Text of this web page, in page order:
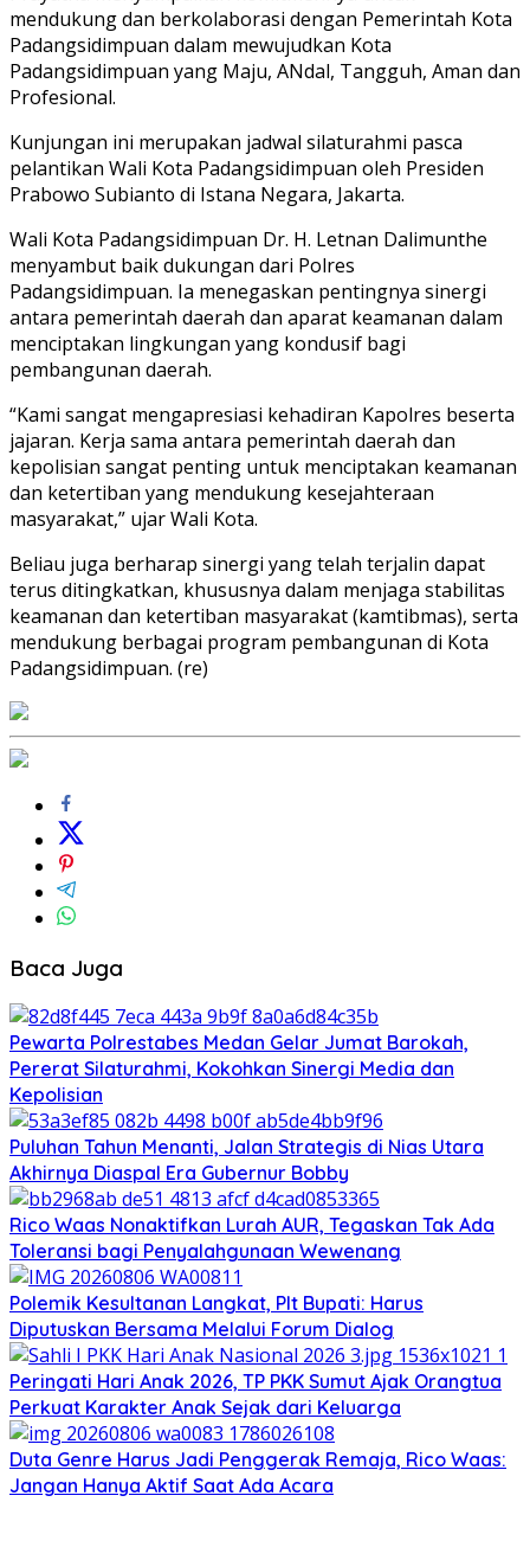
mendukung dan berkolaborasi dengan Pemerintah Kota
Padangsidimpuan dalam mewujudkan Kota
Padangsidimpuan yang Maju, ANdal, Tangguh, Aman dan
Profesional.
Kunjungan ini merupakan jadwal silaturahmi pasca
pelantikan Wali Kota Padangsidimpuan oleh Presiden
Prabowo Subianto di Istana Negara, Jakarta.
Wali Kota Padangsidimpuan Dr. H. Letnan Dalimunthe
menyambut baik dukungan dari Polres
Padangsidimpuan. Ia menegaskan pentingnya sinergi
antara pemerintah daerah dan aparat keamanan dalam
menciptakan lingkungan yang kondusif bagi
pembangunan daerah.
“Kami sangat mengapresiasi kehadiran Kapolres beserta
jajaran. Kerja sama antara pemerintah daerah dan
kepolisian sangat penting untuk menciptakan keamanan
dan ketertiban yang mendukung kesejahteraan
masyarakat,” ujar Wali Kota.
Beliau juga berharap sinergi yang telah terjalin dapat
terus ditingkatkan, khususnya dalam menjaga stabilitas
keamanan dan ketertiban masyarakat (kamtibmas), serta
mendukung berbagai program pembangunan di Kota
Padangsidimpuan. (re)
Baca Juga
Pewarta Polrestabes Medan Gelar Jumat Barokah,
Pererat Silaturahmi, Kokohkan Sinergi Media dan
Kepolisian
Puluhan Tahun Menanti, Jalan Strategis di Nias Utara
Akhirnya Diaspal Era Gubernur Bobby
Rico Waas Nonaktifkan Lurah AUR, Tegaskan Tak Ada
Toleransi bagi Penyalahgunaan Wewenang
Polemik Kesultanan Langkat, Plt Bupati: Harus
Diputuskan Bersama Melalui Forum Dialog
Peringati Hari Anak 2026, TP PKK Sumut Ajak Orangtua
Perkuat Karakter Anak Sejak dari Keluarga
Duta Genre Harus Jadi Penggerak Remaja, Rico Waas:
Jangan Hanya Aktif Saat Ada Acara